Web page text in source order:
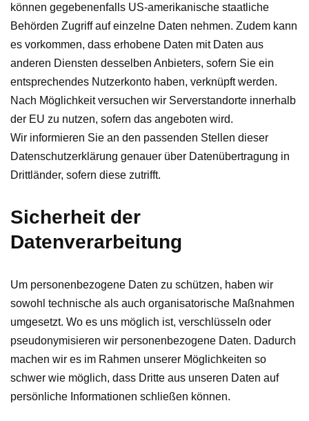
können gegebenenfalls US-amerikanische staatliche
Behörden Zugriff auf einzelne Daten nehmen. Zudem kann
es vorkommen, dass erhobene Daten mit Daten aus
anderen Diensten desselben Anbieters, sofern Sie ein
entsprechendes Nutzerkonto haben, verknüpft werden.
Nach Möglichkeit versuchen wir Serverstandorte innerhalb
der EU zu nutzen, sofern das angeboten wird.
Wir informieren Sie an den passenden Stellen dieser
Datenschutzerklärung genauer über Datenübertragung in
Drittländer, sofern diese zutrifft.
Sicherheit der
Datenverarbeitung
Um personenbezogene Daten zu schützen, haben wir
sowohl technische als auch organisatorische Maßnahmen
umgesetzt. Wo es uns möglich ist, verschlüsseln oder
pseudonymisieren wir personenbezogene Daten. Dadurch
machen wir es im Rahmen unserer Möglichkeiten so
schwer wie möglich, dass Dritte aus unseren Daten auf
persönliche Informationen schließen können.